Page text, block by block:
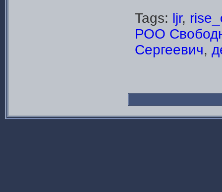
Tags: ljr,
РОО
Сергеевич,